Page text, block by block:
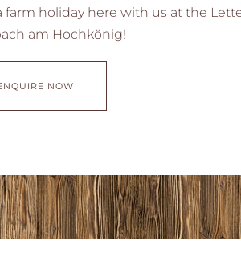
farm holiday here with us at the
am Hochkönig!
NOW